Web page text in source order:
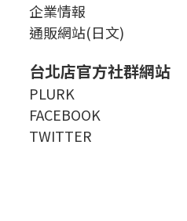
企業情報
通販網站(日文)
台北店官方社群網站
PLURK
FACEBOOK
TWITTER